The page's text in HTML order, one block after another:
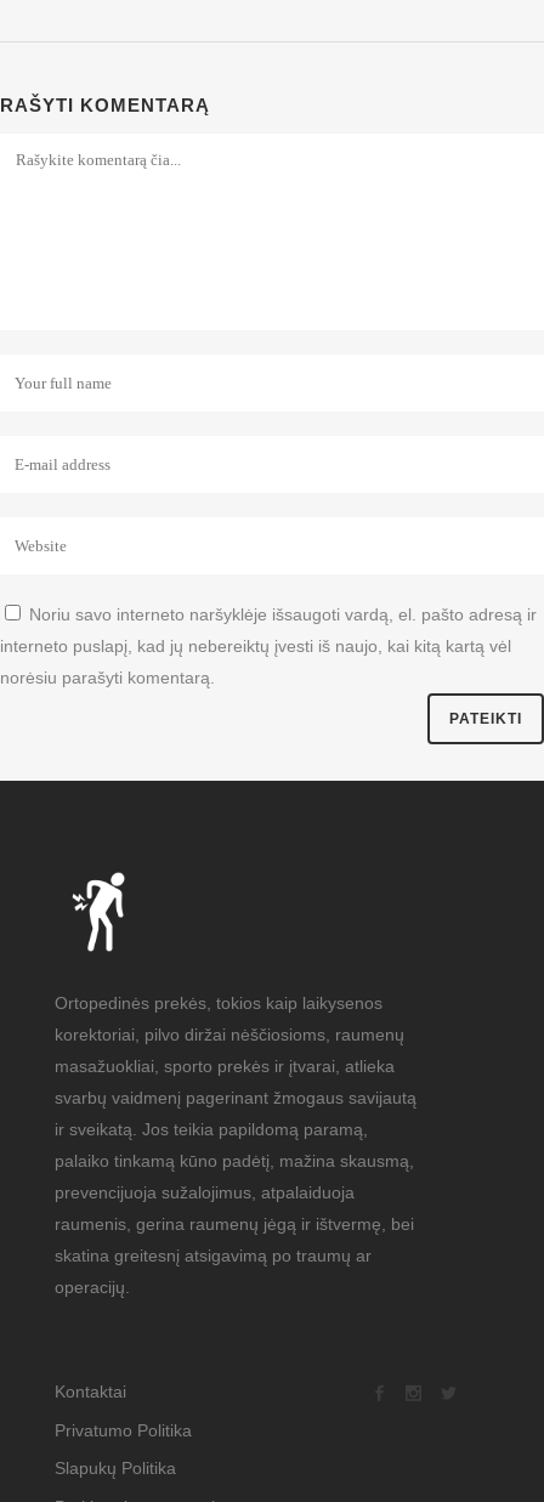
RAŠYTI KOMENTARĄ
Noriu savo interneto naršyklėje išsaugoti vardą, el. pašto adresą ir
interneto puslapį, kad jų nebereiktų įvesti iš naujo, kai kitą kartą vėl
norėsiu parašyti komentarą.
Ortopedinės prekės, tokios kaip laikysenos
korektoriai, pilvo diržai nėščiosioms, raumenų
masažuokliai, sporto prekės ir įtvarai, atlieka
svarbų vaidmenį pagerinant žmogaus savijautą
ir sveikatą. Jos teikia papildomą paramą,
palaiko tinkamą kūno padėtį, mažina skausmą,
prevencijuoja sužalojimus, atpalaiduoja
raumenis, gerina raumenų jėgą ir ištvermę, bei
skatina greitesnį atsigavimą po traumų ar
operacijų.
Kontaktai
Privatumo Politika
Slapukų Politika